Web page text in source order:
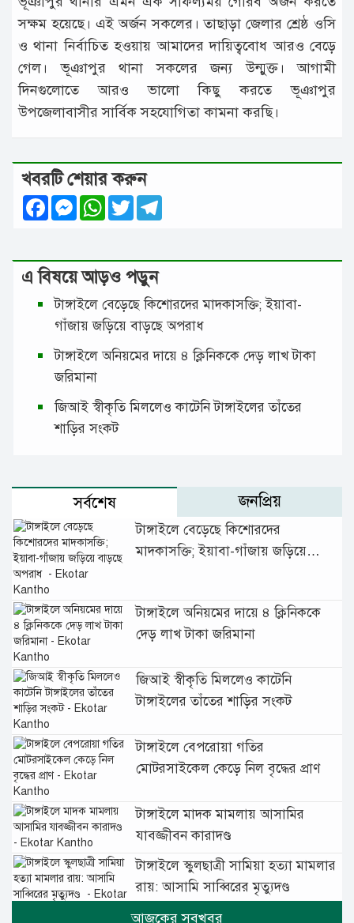
সক্ষম হয়েছে। এই অর্জন সকলের। তাছাড়া জেলার শ্রেষ্ঠ ওসি
ও থানা নির্বাচিত হওয়ায় আমাদের দায়িত্ববোধ আরও বেড়ে
গেল। ভূঞাপুর থানা সকলের জন্য উন্মুক্ত। আগামী
দিনগুলোতে আরও ভালো কিছু করতে ভূঞাপুর
উপজেলাবাসীর সার্বিক সহযোগিতা কামনা করছি।
খবরটি শেয়ার করুন
FacebookMessenger
WhatsApp
Twitter
এ বিষয়ে আড়ও পড়ুন
টাঙ্গাইলে বেড়েছে কিশোরদের মাদকাসক্তি; ইয়াবা-
গাঁজায় জড়িয়ে বাড়ছে অপরাধ
টাঙ্গাইলে অনিয়মের দায়ে ৪ ক্লিনিককে দেড় লাখ টাকা
জরিমানা
জিআই স্বীকৃতি মিললেও কাটেনি টাঙ্গাইলের তাঁতের
শাড়ির সংকট
সর্বশেষ জনপ্রিয়
টাঙ্গাইলে বেড়েছে কিশোরদের
মাদকাসক্তি; ইয়াবা-গাঁজায় জড়িয়ে
টাঙ্গাইলে অনিয়মের দায়ে ৪ ক্লিনিককে
দেড় লাখ টাকা জরিমানা
জিআই স্বীকৃতি মিললেও কাটেনি
টাঙ্গাইলের তাঁতের শাড়ির সংকট
টাঙ্গাইলে বেপরোয়া গতির
মোটরসাইকেল কেড়ে নিল বৃদ্ধের প্রাণ
টাঙ্গাইলে মাদক মামলায় আসামির
যাবজ্জীবন কারাদণ্ড
টাঙ্গাইলে স্কুলছাত্রী সামিয়া হত্যা মামলার
রায়: আসামি সাব্বিরের মৃত্যুদণ্ড